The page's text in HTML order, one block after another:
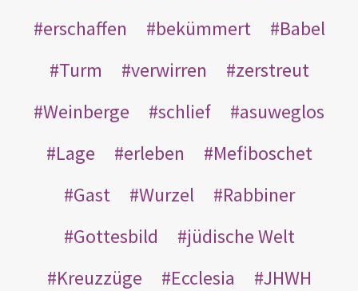
erschaffen
bekümmert
Babel
Turm
verwirren
zerstreut
Weinberge
schlief
asuweglos
Lage
erleben
Mefiboschet
Gast
Wurzel
Rabbiner
Gottesbild
jüdische Welt
Kreuzzüge
Ecclesia
JHWH